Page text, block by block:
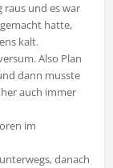
raus und es war
hatte,
kalt.
Also Plan
dann musste
auch immer
im
danach